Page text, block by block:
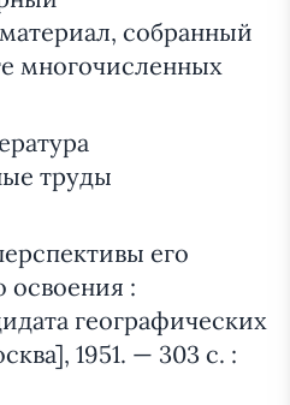
собранный
многочисленных
труды
его
освоения :
географических
1951. — 303 с. :